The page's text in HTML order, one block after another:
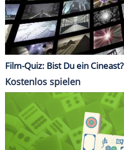
Film-Quiz: Bist Du ein Cineast?
Kostenlos spielen